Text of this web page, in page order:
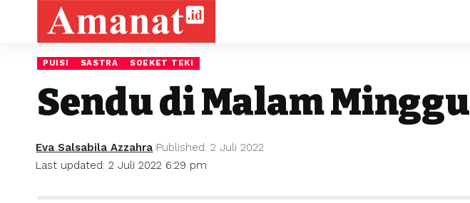
PUISI SASTRA SOEKET TEKI
Sendu di Malam Minggu
Last updated: 2 Juli 2022 6:29 pm
Eva Salsabila Azzahra Published: 2 Juli 2022